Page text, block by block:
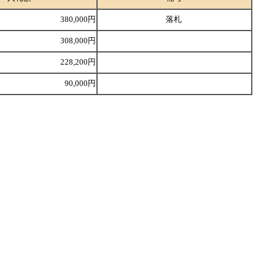
380,000円 落札
308,000円
228,200円
90,000円